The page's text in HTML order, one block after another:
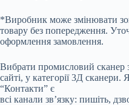
*Виробник може змінювати
товару без попередження.
оформлення замовлення.
Вибрати промисловий сканер
сайті, у категорії 3Д сканери.
“Контакти” є
всі канали зв’язку: пишіть,